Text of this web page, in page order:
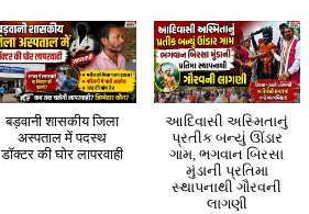
बड़वानी शासकीय जिला
अस्पताल में पदस्थ
डॉक्टर की घोर लापरवाही
આદિવાસી અસ્મિતાનું
પ્રતીક બન્યું ઊંડાર
ગામ, ભગવાન બિરસા
મુંડાની પ્રતિમા
સ્થાપનાથી ગૌરવની
લાગણી